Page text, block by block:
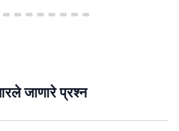
जाणारे प्रश्न